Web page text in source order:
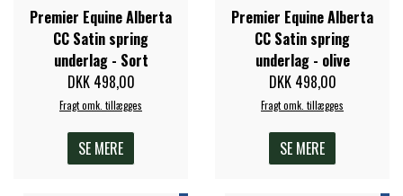
Premier Equine Alberta
CC Satin spring
underlag - Sort
DKK 498,00
Fragt omk. tillægges
SE MERE
Premier Equine Alberta
CC Satin spring
underlag - olive
DKK 498,00
Fragt omk. tillægges
SE MERE